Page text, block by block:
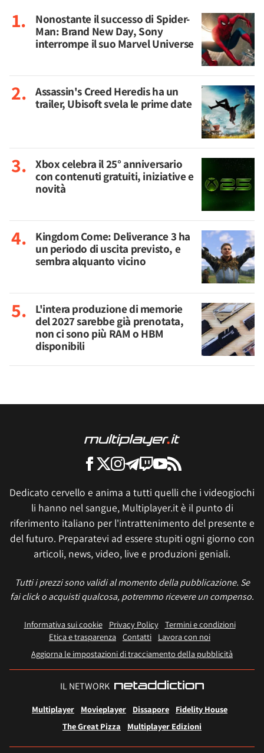
Nonostante il successo di Spider-
Man: Brand New Day, Sony
interrompe il suo Marvel Universe
Assassin's Creed Heredis ha un
trailer, Ubisoft svela le prime date
Xbox celebra il 25° anniversario
con contenuti gratuiti, iniziative e
novità
Kingdom Come: Deliverance 3 ha
un periodo di uscita previsto, e
sembra alquanto vicino
L'intera produzione di memorie
del 2027 sarebbe già prenotata,
non ci sono più RAM o HBM
disponibili
Dedicato cervello e anima a tutti quelli che i videogiochi
li hanno nel sangue, Multiplayer.it è il punto di
riferimento italiano per l'intrattenimento del presente e
del futuro. Preparatevi ad essere stupiti ogni giorno con
articoli, news, video, live e produzioni geniali.
Tutti i prezzi sono validi al momento della pubblicazione. Se
fai click o acquisti qualcosa, potremmo ricevere un compenso.
Informativa sui cookie Privacy Policy
Termini e condizioni
Etica e trasparenza Contatti
Lavora con noi
Aggiorna le impostazioni di tracciamento della pubblicità
IL NETWORK
Multiplayer Movieplayer Dissapore
Fidelity House
The Great Pizza
Multiplayer Edizioni